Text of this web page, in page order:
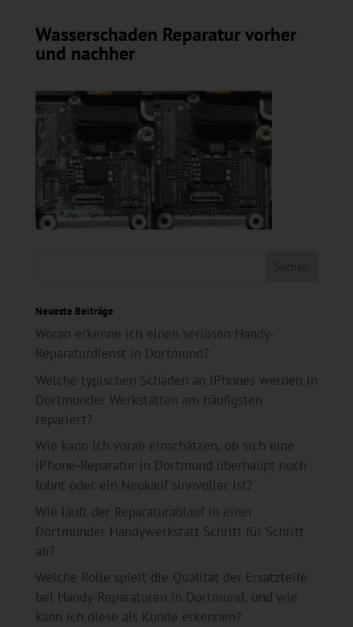
Wasserschaden Reparatur vorher
und nachher
Neueste Beiträge
Woran erkenne ich einen seriösen Handy-
Reparaturdienst in Dortmund?
Welche typischen Schäden an iPhones werden in
Dortmunder Werkstätten am häufigsten
repariert?
Wie kann ich vorab einschätzen, ob sich eine
iPhone-Reparatur in Dortmund überhaupt noch
lohnt oder ein Neukauf sinnvoller ist?
Wie läuft der Reparaturablauf in einer
Dortmunder Handywerkstatt Schritt für Schritt
ab?
Welche Rolle spielt die Qualität der Ersatzteile
bei Handy-Reparaturen in Dortmund, und wie
kann ich diese als Kunde erkennen?